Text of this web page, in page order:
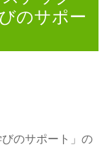
のサポー
のサポート」の